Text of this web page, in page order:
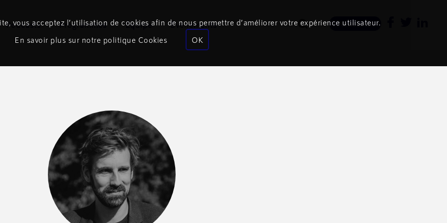
Newsletter
Podcasts Programmes Équipe Événements
vous acceptez l’utilisation de cookies afin de nous permettre d’améliorer votre expérience utilisateur.
En savoir plus sur notre politique Cookies
OK